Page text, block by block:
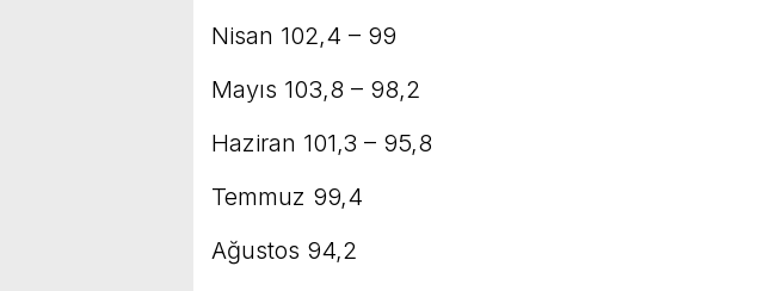
Nisan 102,4 – 99
Mayıs 103,8 – 98,2
Haziran 101,3 – 95,8
Temmuz 99,4
Ağustos 94,2